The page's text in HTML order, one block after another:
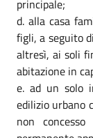
principale;
alla casa
figli, a seguito
altresì, ai soli
abitazione in
ad un solo
edilizio urbano
non